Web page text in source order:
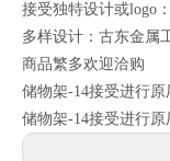
接受独特设计或logo
多样设计：古东金属
商品繁多欢迎洽购
储物架-14接受进行
储物架-14接受进行